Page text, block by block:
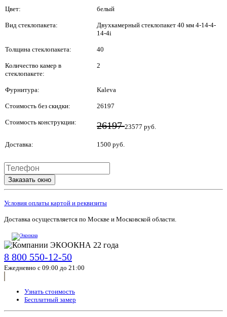
Цвет: белый
Вид стеклопакета:
Двухкамерный стеклопакет 40 мм 4-14-4-
14-4i
Толщина стеклопакета: 40
Количество камер в
стеклопакете:
2
Фурнитура: Kaleva
Стоимость без скидки: 26197
Стоимость конструкции: 2619723577 руб.
Доставка: 1500 руб.
Заказать окно
Условия оплаты картой и реквизиты
Доставка осуществляется по Москве и Московской области.
8 800 550-12-50
Ежедневно с 09:00 до 21:00
Узнать стоимость
Бесплатный замер